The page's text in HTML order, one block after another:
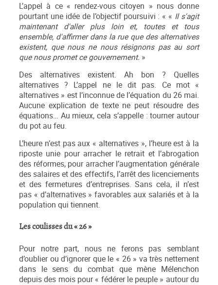
L’appel à ce « rendez-vous citoyen » nous donne
pourtant une idée de l’objectif poursuivi : « « Il s'agit
maintenant d'aller plus loin et, toutes et tous
ensemble, d'affirmer dans la rue que des alternatives
existent, que nous ne nous résignons pas au sort
que nous promet ce gouvernement. »
Des alternatives existent. Ah bon ? Quelles
alternatives ? L’appel ne le dit pas. Ce mot «
alternatives » est l’inconnue de l’équation du 26 mai.
Aucune explication de texte ne peut résoudre des
équations… Au mieux, cela s’appelle : tourner autour
du pot au feu.
L’heure n’est pas aux « alternatives », l’heure est à la
riposte unie pour arracher le retrait et l’abrogation
des réformes, pour arracher l’augmentation générale
des salaires et des effectifs, l’arrêt des licenciements
et des fermetures d’entreprises. Sans cela, il n’est
pas « d’alternatives » favorables aux salariés et à la
population qui tiennent.
Les coulisses du « 26 »
Pour notre part, nous ne ferons pas semblant
d’oublier ou d’ignorer que le « 26 » va très nettement
dans le sens du combat que mène Mélenchon
depuis des mois pour « fédérer le peuple » autour du